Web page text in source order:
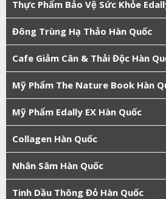
Thực Phẩm Bảo Vệ Sức Khỏe
Đông Trùng Hạ Thảo Hàn Quốc
Cafe Giảm Cân & Thải Độc Hàn
Mỹ Phẩm The Nature Book Hàn
Mỹ Phẩm Edally EX Hàn Quốc
Collagen Hàn Quốc
Nhân Sâm Hàn Quốc
Tinh Dầu Thông Đỏ Hàn Quốc